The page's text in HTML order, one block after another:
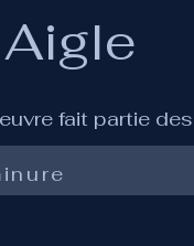
Aigle
fait partie